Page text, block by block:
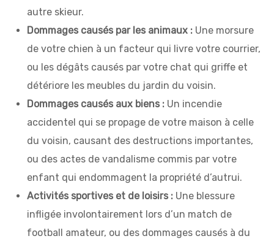
autre skieur.
Dommages causés par les animaux : Une morsure
de votre chien à un facteur qui livre votre courrier,
ou les dégâts causés par votre chat qui griffe et
détériore les meubles du jardin du voisin.
Dommages causés aux biens : Un incendie
accidentel qui se propage de votre maison à celle
du voisin, causant des destructions importantes,
ou des actes de vandalisme commis par votre
enfant qui endommagent la propriété d’autrui.
Activités sportives et de loisirs : Une blessure
infligée involontairement lors d’un match de
football amateur, ou des dommages causés à du